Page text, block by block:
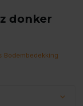
donker
Bodembedekking